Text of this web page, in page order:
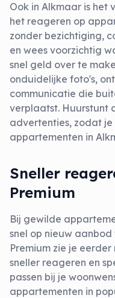
Ook in Alkmaar is het
het reageren op
zonder bezichtiging,
en wees voorzichtig
snel geld over te
onduidelijke foto's,
communicatie die
verplaatst. Huurstunt
advertenties, zodat
appartementen in
Sneller
Premium
Bij gewilde
snel op nieuw
Premium zie je
sneller reageren en
passen bij je
appartementen in